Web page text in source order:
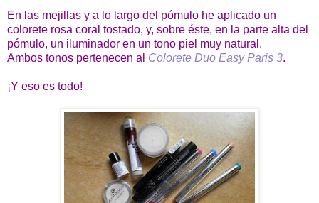
En las mejillas y a lo largo del pómulo he aplicado un
colorete rosa coral tostado, y, sobre éste, en la parte alta del
pómulo, un iluminador en un tono piel muy natural.
Ambos tonos pertenecen al Colorete Duo Easy Paris 3.
¡Y eso es todo!